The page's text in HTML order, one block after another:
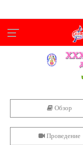
Обзор
Проведение